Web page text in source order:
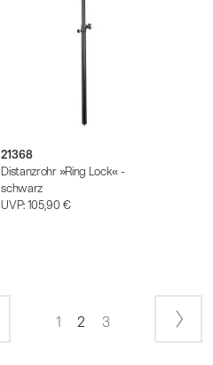
21368
Distanzrohr »Ring Lock« -
schwarz
UVP:105,90 €
1 2 3